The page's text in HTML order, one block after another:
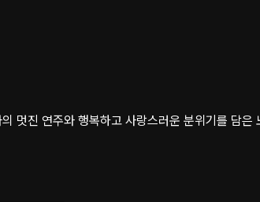
멋진 연주와 행복하고 사랑스러운 분위기를 담